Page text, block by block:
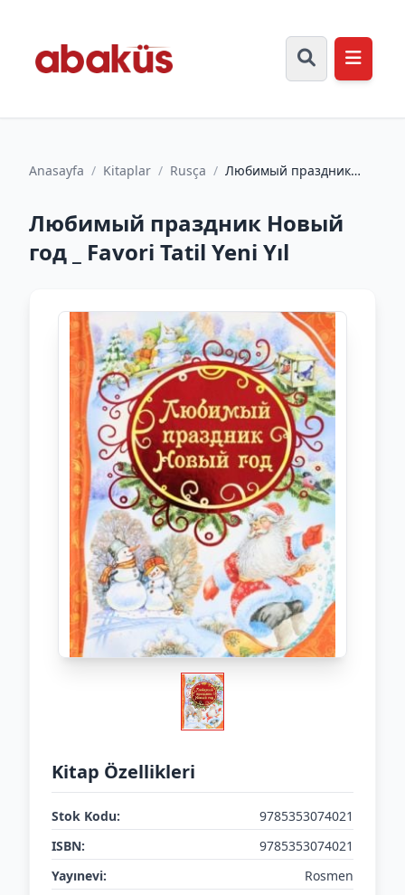
Anasayfa / Kitaplar / Rusça / Любимый праздник
Любимый праздник Новый
год _ Favori Tatil Yeni Yıl
Kitap Özellikleri
Stok Kodu:
9785353074021
ISBN:
9785353074021
Yayınevi:
Rosmen